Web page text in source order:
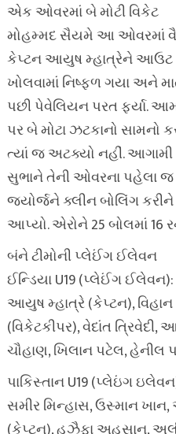
એક ઓવરમાં બે મોટી વિકેટ
મોહમ્મદ સૈયમે આ ઓવરમાં
કેપ્ટન આયુષ મ્હાત્રેને આઉટ
ખોલવામાં નિષ્ફળ ગયા અને
પછી પેવેલિયન પરત ફર્યા.
પર બે મોટા ઝટકાનો સામનો
ત્યાં જ અટક્યો નહીં.
સુભાને તેની ઓવરના પહેલા
જ્યોર્જને ક્લીન બોલિંગ કરીને
આપ્યો. એરોને 25 બોલમાં 16
બંને ટીમોની પ્લેઈંગ ઈલેવન
ઈન્ડિયા U19 (પ્લેઈંગ
આયુષ મ્હાત્રે (કેપ્ટન), વિહાન
(વિકેટકીપર), વેદાંત
ચૌહાણ, ખિલાન પટેલ, હેનીલ
પાકિસ્તાન U19 (પ્લેઇંગ
સમીર મિન્હાસ, ઉસ્માન